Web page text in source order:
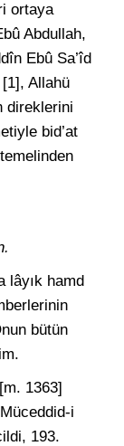
ortaya
Abdullah,
Ebû Sa’îd
Allahü
direklerini
bid’at
lâyık hamd
bütün
1363]
i
193.